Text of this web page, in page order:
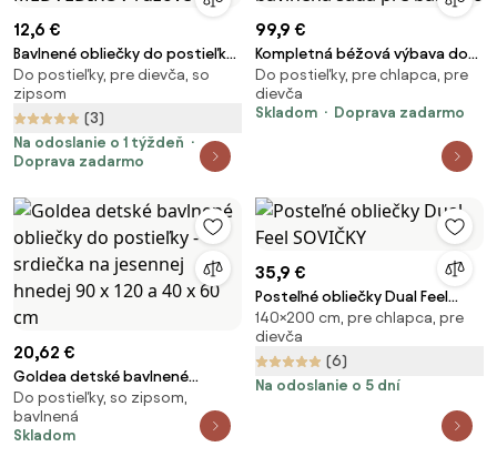
12,6 €
Bavlnené obliečky do postieľky
DVOJICA MEDVEDÍKOV ružové
Do postieľky, pre dievča, so
zipsom
(3)
Na odoslanie o 1 týždeň
Doprava zadarmo
99,9 €
Kompletná béžová výbava do
postieľky 5v1 – bavlnená sada
pre bábätko
Do postieľky, pre chlapca, pre
dievča
Skladom
Doprava zadarmo
20,62 €
Goldea detské bavlnené
obliečky do postieľky - srdiečka
na jesennej hnedej 90 x 120 a 40
x 60 cm
Do postieľky, so zipsom,
bavlnená
Skladom
35,9 €
Posteľné obliečky Dual Feel
SOVIČKY
140×200 cm, pre chlapca, pre
dievča
(6)
Na odoslanie o 5 dní